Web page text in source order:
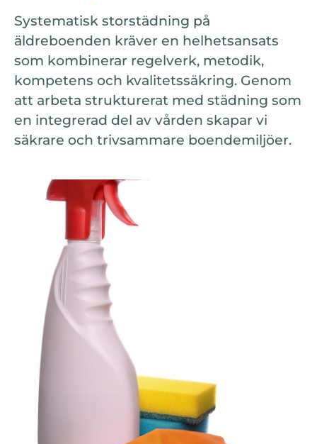
Systematisk storstädning på
äldreboenden kräver en helhetsansats
som kombinerar regelverk, metodik,
kompetens och kvalitetssäkring. Genom
att arbeta strukturerat med städning som
en integrerad del av vården skapar vi
säkrare och trivsammare boendemiljöer.